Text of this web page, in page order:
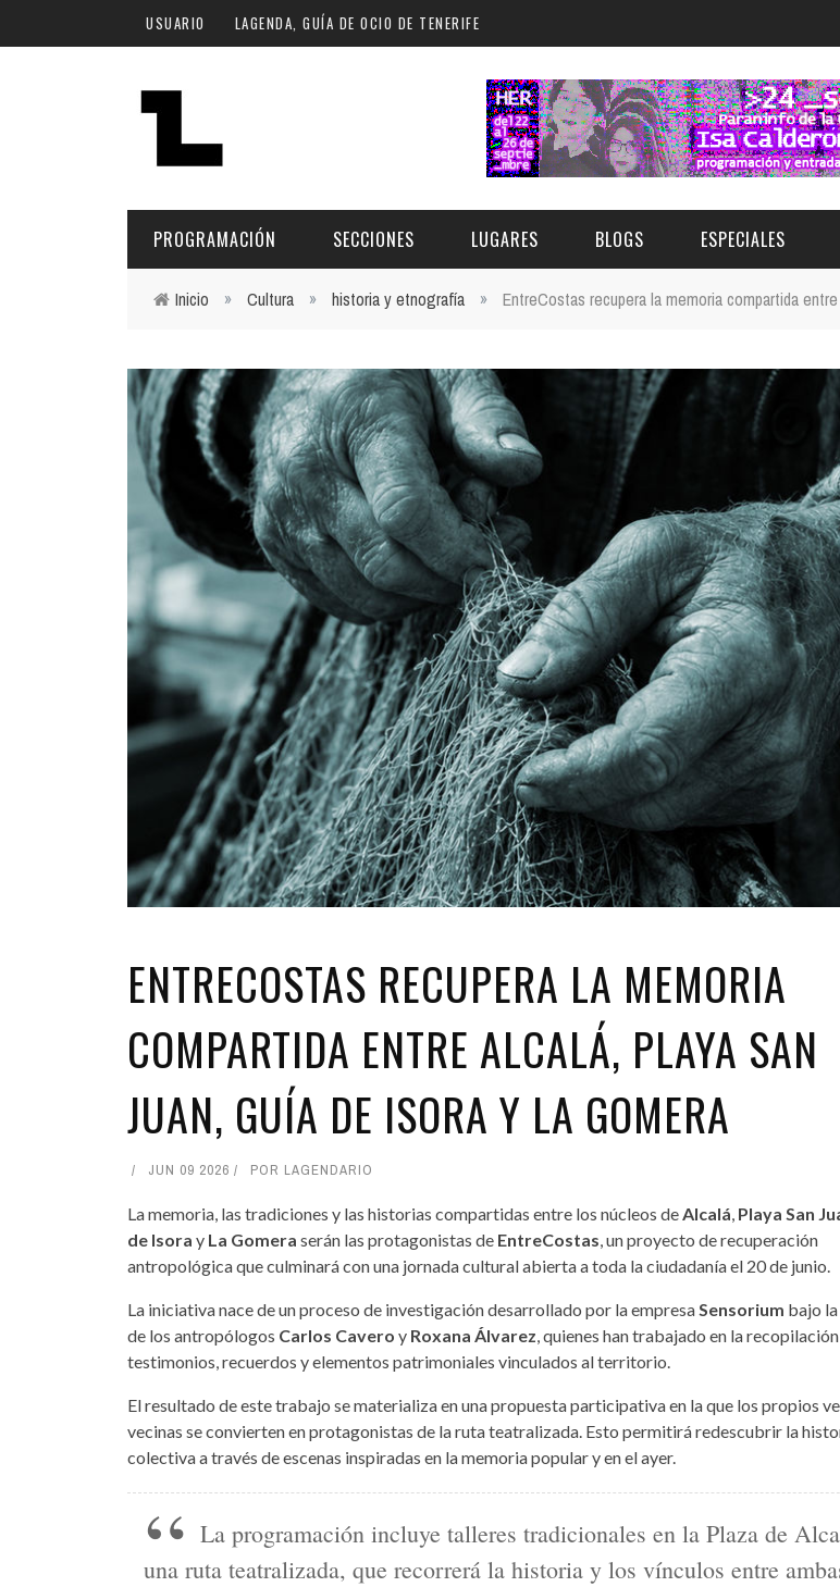
Pasar al contenido principal
USUARIO LAGENDA, GUÍA DE OCIO DE TENERIFE
PROGRAMACIÓN
Hoy
Plan Finde
Norte
Sur
Santa Cruz | La Laguna
Islas
Cultura
Gastro
Infantil
Música
SECCIONES
ESCÉNICAS
CULTURA
GASTRONOMÍA
INFANTIL
LUGARES
SALAS Y AUDITORIOS
ESPACIOS CULTURALES
NOCHE
LOCALES CON ACTUACIONES
COMERCIO
GASTRO
FORMATIVO
BLOGS ESPECIALES
FESTIVAL TAGANANA
TENERIFE PHE
XXVII VERANO DE
Inicio » Cultura » historia y etnografía » EntreCostas recupera la memoria compartida
ENTRECOSTAS RECUPERA LA MEMORIA
COMPARTIDA ENTRE ALCALÁ, PLAYA SAN
JUAN, GUÍA DE ISORA Y LA GOMERA
JUN 09 2026 POR LAGENDARIO
La memoria, las tradiciones y las historias compartidas entre los núcleos de Alcalá Playa San
de Isora y La Gomera serán las protagonistas de EntreCostas , un proyecto de recuperación
antropológica que culminará con una jornada cultural abierta a toda la ciudadanía el 20 de junio.
La iniciativa nace de un proceso de investigación desarrollado por la empresa Sensorium bajo
de los antropólogos Carlos Cavero y Roxana Álvarez , quienes han trabajado en la
testimonios, recuerdos y elementos patrimoniales vinculados al territorio.
El resultado de este trabajo se materializa en una propuesta participativa en la que los propios
vecinas se convierten en protagonistas de la ruta teatralizada. Esto permitirá redescubrir la
colectiva a través de escenas inspiradas en la memoria popular y en el ayer.
La programación incluye talleres tradicionales en la Plaza de
una ruta teatralizada, que recorrerá la historia y los vínculos entre